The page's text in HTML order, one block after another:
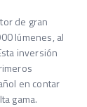
de gran
lúmenes, al
inversión
en contar
gama.